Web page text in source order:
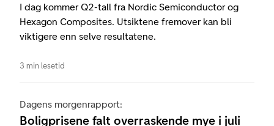
I dag kommer Q2-tall fra Nordic Semiconductor og
Hexagon Composites. Utsiktene fremover kan bli
viktigere enn selve resultatene.
3 min lesetid
Dagens morgenrapport:
Boligprisene falt overraskende mye i juli